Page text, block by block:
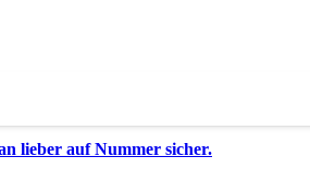
lieber auf Nummer sicher.